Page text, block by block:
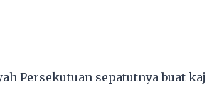
Persekutuan sepatutnya buat